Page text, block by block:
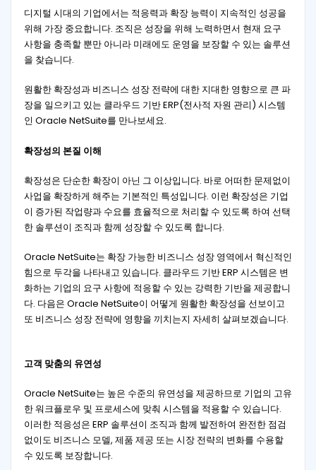
디지털 시대의 기업에서는 적응력과 확장 능력이 지속적인 성공을
위해 가장 중요합니다. 조직은 성장을 위해 노력하면서 현재 요구
사항을 충족할 뿐만 아니라 미래에도 운영을 보장할 수 있는 솔루션
을 찾습니다.
원활한 확장성과 비즈니스 성장 전략에 대한 지대한 영향으로 큰 파
장을 일으키고 있는 클라우드 기반 ERP(전사적 자원 관리) 시스템
인 Oracle NetSuite를 만나보세요.
확장성의 본질 이해
확장성은 단순한 확장이 아닌 그 이상입니다. 바로 어떠한 문제없이
사업을 확장하게 해주는 기본적인 특성입니다. 이런 확장성은 기업
이 증가된 작업량과 수요를 효율적으로 처리할 수 있도록 하여 선택
한 솔루션이 조직과 함께 성장할 수 있도록 합니다.
Oracle NetSuite는 확장 가능한 비즈니스 성장 영역에서 혁신적인
힘으로 두각을 나타내고 있습니다. 클라우드 기반 ERP 시스템은 변
화하는 기업의 요구 사항에 적응할 수 있는 강력한 기반을 제공합니
다. 다음은 Oracle NetSuite이 어떻게 원활한 확장성을 선보이고
또 비즈니스 성장 전략에 영향을 끼치는지 자세히 살펴보겠습니다.
고객 맞춤의 유연성
Oracle NetSuite는 높은 수준의 유연성을 제공하므로 기업의 고유
한 워크플로우 및 프로세스에 맞춰 시스템을 적용할 수 있습니다.
이러한 적응성은 ERP 솔루션이 조직과 함께 발전하여 완전한 점검
없이도 비즈니스 모델, 제품 제공 또는 시장 전략의 변화를 수용할
수 있도록 보장합니다.